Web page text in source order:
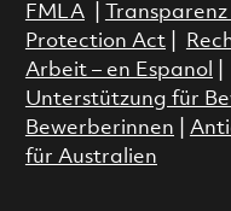
FMLA|
Protection Act|
Arbeit – en Espanol
Unterstützung für
Bewerberinnen
für Australien